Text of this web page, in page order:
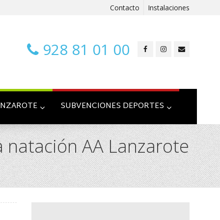
Contacto Instalaciones
928 81 01 00
SUBVENCIONES DEPORTES
natación AA Lanzarote